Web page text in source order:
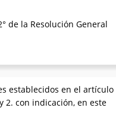
de la Resolución General
establecidos en el artículo
con indicación, en este